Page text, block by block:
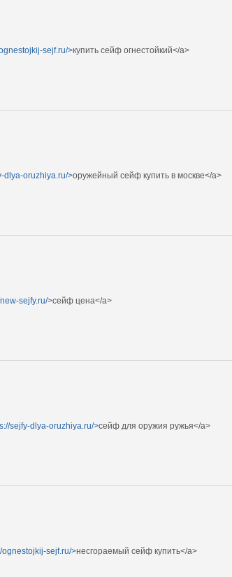
sejf.ru/>купить сейф огнестойкий</a>
dlya-oruzhiya.ru/>оружейный сейф купить в москве</a>
sejfy.ru/>сейф цена</a>
sejfy-dlya-oruzhiya.ru/>сейф для оружия ружья</a>
ognestojkij-sejf.ru/>несгораемый сейф купить</a>